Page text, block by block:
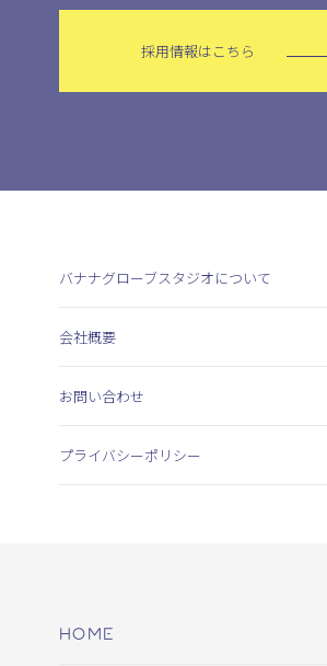
採用情報はこちら
バナナグローブスタジオについて
会社概要
お問い合わせ
プライバシーポリシー
HOME